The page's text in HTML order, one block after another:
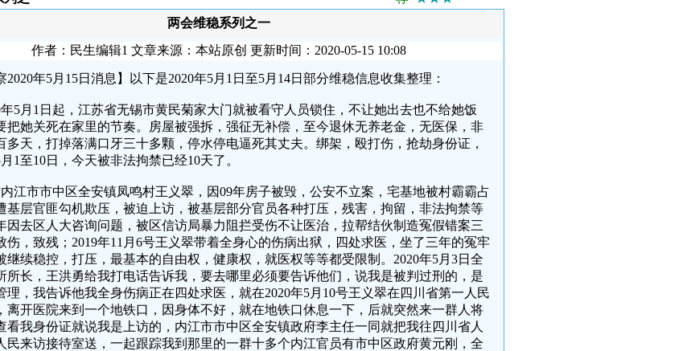
两会维稳系列之一
作者：民生编辑1 文章来源：本站原创 更新时间：2020-05-15 10:08
2020年5月15日消息】以下是2020年5月1日至5月14日部分维稳信息收集整理：
年5月1日起，江苏省无锡市黄民菊家大门就被看守人员锁住，不让她出去也不给她饭
把她关死在家里的节奏。房屋被强拆，强征无补偿，至今退休无养老金，无医保，非
多天，打掉落满口牙三十多颗，停水停电逼死其丈夫。绑架，殴打伤，抢劫身份证，
1至10日，今天被非法拘禁已经10天了。
江市市中区全安镇凤鸣村王义翠，因09年房子被毁，公安不立案，宅基地被村霸霸占
基层官匪勾机欺压，被迫上访，被基层部分官员各种打压，残害，拘留，非法拘禁等
因去区人大咨询问题，被区信访局暴力阻拦受伤不让医治，拉帮结伙制造冤假错案三
伤，致残；2019年11月6号王义翠带着全身心的伤病出狱，四处求医，坐了三年的冤牢
继续稳控，打压，最基本的自由权，健康权，就医权等等都受限制。2020年5月3日全
所长，王洪勇给我打电话告诉我，要去哪里必须要告诉他们，说我是被判过刑的，是
理，我告诉他我全身伤病正在四处求医，就在2020年5月10号王义翠在四川省第一人民
离开医院来到一个地铁口，因身体不好，就在地铁口休息一下，后就突然来一群人将
看我身份证就说我是上访的，内江市市中区全安镇政府李主任一同就把我往四川省人
民来访接待室送，一起跟踪我到那里的一群十多个内江官员有市中区政府黄元刚，全